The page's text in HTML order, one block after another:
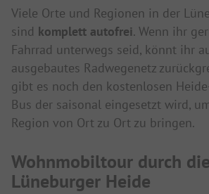
Viele Orte und Regionen in der
sind komplett autofrei. Wenn ihr
Fahrrad unterwegs seid, könnt ihr
ausgebautes Radwegenetz
gibt es noch den kostenlosen
Bus der saisonal eingesetzt wird,
Region von Ort zu Ort zu bringen.
Wohnmobiltour durch die
Lüneburger Heide